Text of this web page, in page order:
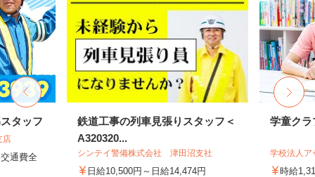
タッフ
店
通費全
鉄道工事の列車見張りスタッフ＜
A320320...
シンテイ警備株式会社 津田沼支社
日給10,500円～日給14,474円
学童クラ
学校法人
時給